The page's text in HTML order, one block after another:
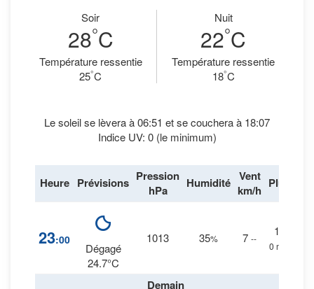
Soir
28°C
Température ressentie
25°C
Nuit
22°C
Température ressentie
18°C
Le soleil se lèvera à 06:51 et se couchera à 18:07
Indice UV: 0 (le minimum)
Heure Prévisions Pression
hPa
Humidité Vent
km/h Pluie
23:00
Dégagé
24.7°C
1013 35% 7 --
1
0 mm.
Demain